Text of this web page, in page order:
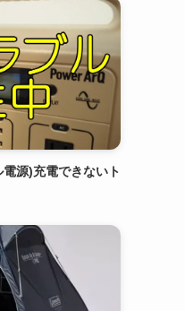
源)充電できないト